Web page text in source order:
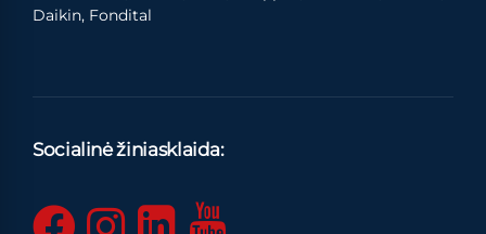
Daikin, Fondital
Socialinė žiniasklaida: